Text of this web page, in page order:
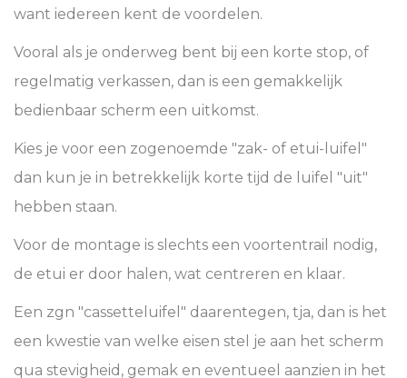
want iedereen kent de voordelen.
Vooral als je onderweg bent bij een korte stop, of
regelmatig verkassen, dan is een gemakkelijk
bedienbaar scherm een uitkomst.
Kies je voor een zogenoemde "zak- of etui-luifel"
dan kun je in betrekkelijk korte tijd de luifel "uit"
hebben staan.
Voor de montage is slechts een voortentrail nodig,
de etui er door halen, wat centreren en klaar.
Een zgn "cassetteluifel" daarentegen, tja, dan is het
een kwestie van welke eisen stel je aan het scherm
qua stevigheid, gemak en eventueel aanzien in het